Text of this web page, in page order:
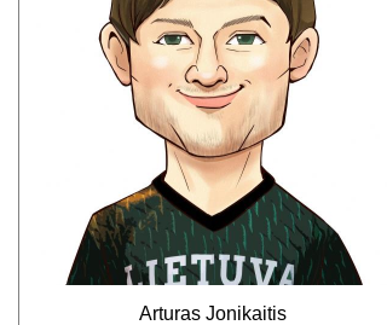
Arturas Jonikaitis